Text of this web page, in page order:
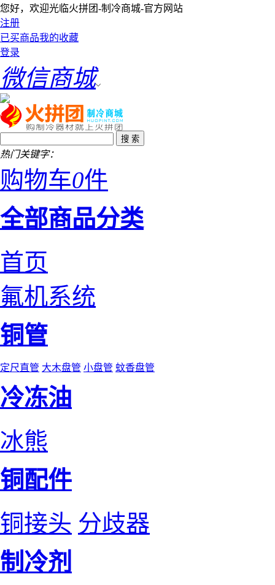
您好，欢迎光临火拼团-制冷商城-官方网站
注册
已买商品我的收藏
登录
微信商城
热门关键字：
购物车0件
全部商品分类
首页
氟机系统
铜管
定尺直管 大木盘管 小盘管 蚊香盘管
冷冻油
冰熊
铜配件
铜接头 分歧器
制冷剂